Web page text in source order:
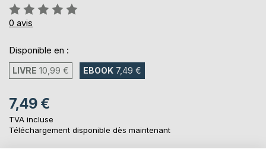
Évaluation:
0%
0 avis
Disponible en :
LIVRE 10,99 € EBOOK 7,49 €
7,49 €
TVA incluse
Téléchargement disponible dès maintenant